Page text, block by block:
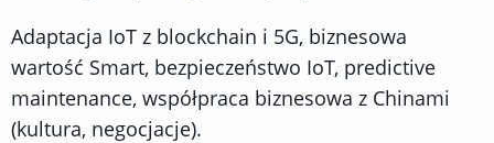
Adaptacja IoT z blockchain i 5G, biznesowa
wartość Smart, bezpieczeństwo IoT, predictive
maintenance, współpraca biznesowa z Chinami
(kultura, negocjacje).